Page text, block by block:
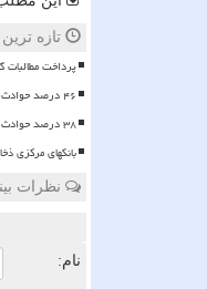
تازه
پرداخت مطالبات گندمکاران تا
۴۶ درصد حوادث ناشی از ساختمان سازی منجر به فوت کارگران می شود
۳۸ درصد حوادث ناشی از کار مربوط به صنعت ساختمان سازی است
بانکهای مرکزی
نظرات
نام: